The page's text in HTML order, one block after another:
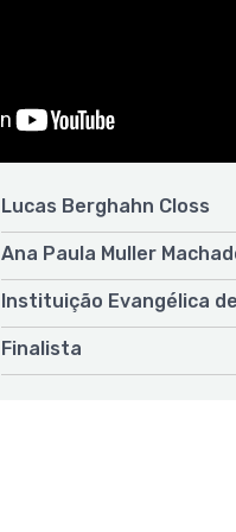
Lucas Berghahn Closs
Ana Paula Muller
Instituição Evangélica
Finalista